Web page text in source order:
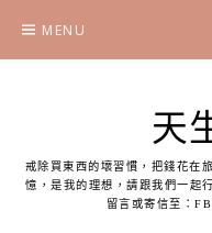
content
MENU
天
戒除買東西的壞習慣，把錢花在
憶，是我的理想，請跟我們一起
留言或寄信至：